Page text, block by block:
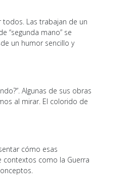
Las trabajan de un
“segunda mano” se
un humor sencillo y
Algunas de sus obras
al mirar. El colorido de
cómo esas
contextos como la Guerra